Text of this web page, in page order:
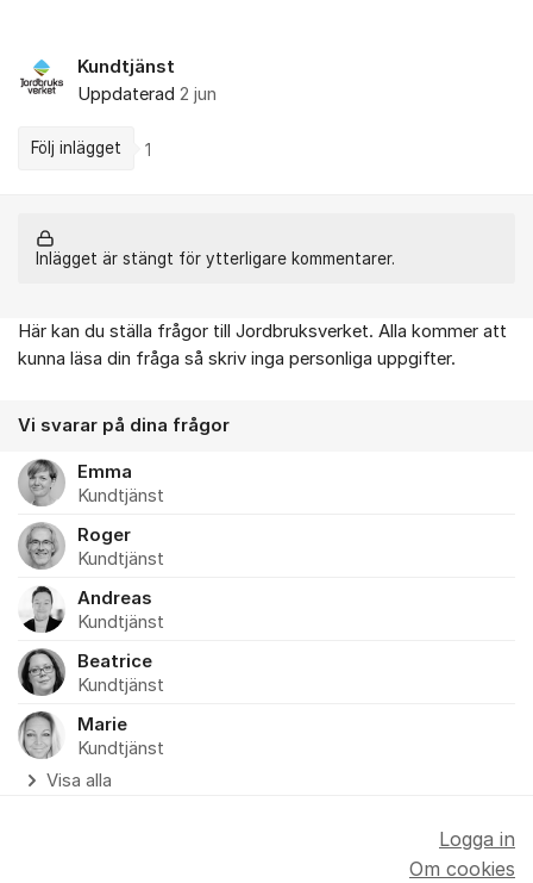
Kundtjänst
Uppdaterad 2 jun
Följ inlägget 1
Inlägget är stängt för ytterligare kommentarer.
Om forumet
Här kan du ställa frågor till Jordbruksverket. Alla kommer att
kunna läsa din fråga så skriv inga personliga uppgifter.
Vi svarar på dina frågor
Emma
Kundtjänst
Roger
Kundtjänst
Andreas
Kundtjänst
Beatrice
Kundtjänst
Marie
Kundtjänst
Visa alla
Logga in
Om cookies